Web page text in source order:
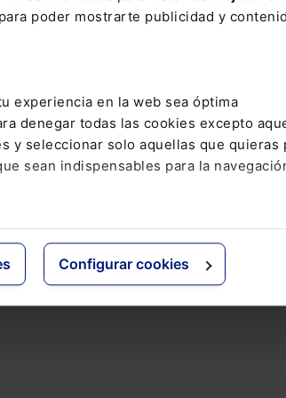
poder mostrarte publicidad y
experiencia en la web sea óptima
denegar todas las cookies excepto
y seleccionar solo aquellas que
sean indispensables para la
Configurar cookies
disponible también en el siguiente
fiscal:
familiar 2026: planificación sucesoria